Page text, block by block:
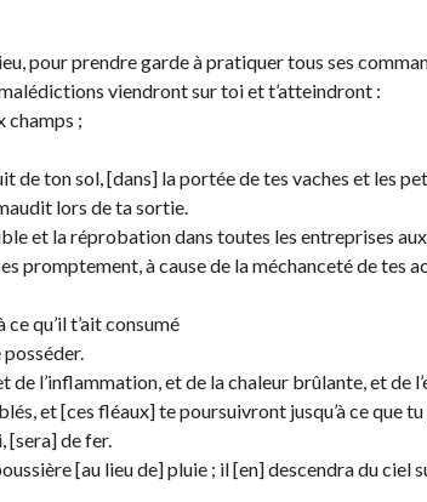
pour prendre garde à pratiquer tous ses
viendront sur toi et t’atteindront :
champs ;
ton sol, [dans] la portée de tes vaches et les
lors de ta sortie.
et la réprobation dans toutes les entreprises
promptement, à cause de la méchanceté de tes
ce qu’il t’ait consumé
de l’inflammation, et de la chaleur brûlante, et de
et [ces fléaux] te poursuivront jusqu’à ce que tu
[sera] de fer.
[au lieu de] pluie ; il [en] descendra du ciel